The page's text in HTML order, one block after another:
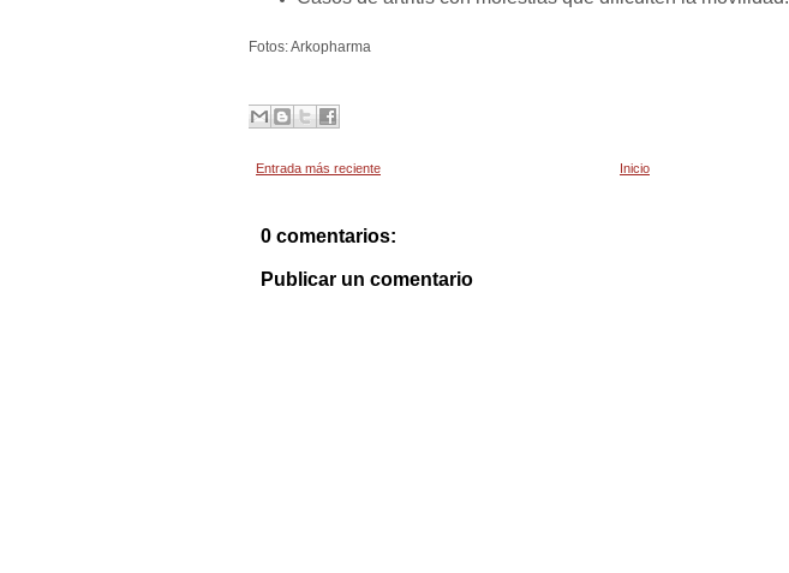
Fotos: Arkopharma
Entrada más reciente Inicio
0 comentarios:
Publicar un comentario